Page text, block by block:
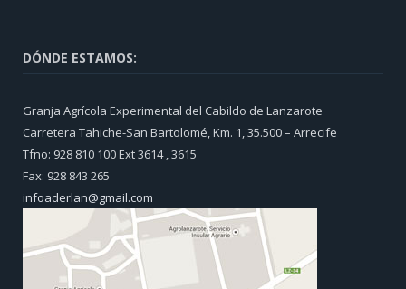
DÓNDE ESTAMOS:
Granja Agrícola Experimental del Cabildo de Lanzarote
Carretera Tahiche-San Bartolomé, Km. 1, 35.500 – Arrecife
Tfno: 928 810 100 Ext 3614 , 3615
Fax: 928 843 265
infoaderlan@gmail.com